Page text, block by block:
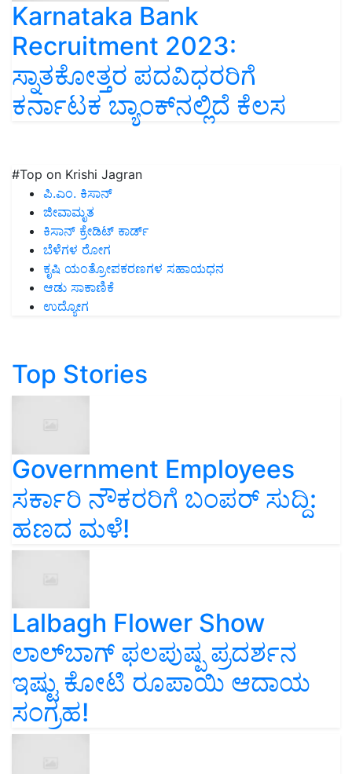
Karnataka Bank
Recruitment 2023:
ಸ್ನಾತಕೋತ್ತರ ಪದವಿಧರರಿಗೆ
ಕರ್ನಾಟಕ ಬ್ಯಾಂಕ್‌ನಲ್ಲಿದೆ ಕೆಲಸ
#Top on Krishi Jagran
ಪಿ.ಎಂ. ಕಿಸಾನ್
ಜೀವಾಮೃತ
ಕಿಸಾನ್ ಕ್ರೇಡಿಟ್ ಕಾರ್ಡ್
ಬೆಳೆಗಳ ರೋಗ
ಕೃಷಿ ಯಂತ್ರೋಪಕರಣಗಳ ಸಹಾಯಧನ
ಆಡು ಸಾಕಾಣಿಕೆ
ಉದ್ಯೋಗ
Top Stories
Government Employees
ಸರ್ಕಾರಿ ನೌಕರರಿಗೆ ಬಂಪರ್‌ ಸುದ್ದಿ:
ಹಣದ ಮಳೆ!
Lalbagh Flower Show
ಲಾಲ್‌ಬಾಗ್ ಫಲಪುಷ್ಪ ಪ್ರದರ್ಶನ
ಇಷ್ಟು ಕೋಟಿ ರೂಪಾಯಿ ಆದಾಯ
ಸಂಗ್ರಹ!